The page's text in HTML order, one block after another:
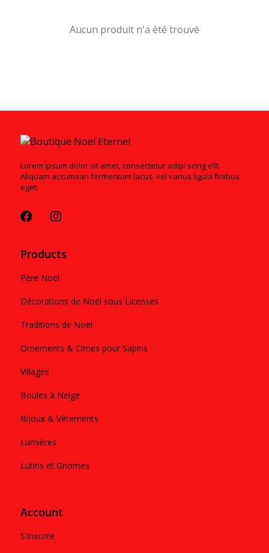
Aucun produit n'a été trouvé
Lorem ipsum dolor sit amet, consectetur adipi scing elit.
Aliquam accumsan fermentum lacus. vel varius ligula finibus
eget.
Products
Père Noël
Décorations de Noël sous Licenses
Traditions de Noël
Ornements & Cimes pour Sapins
Villages
Boules à Neige
Bijoux & Vêtements
Lumières
Lutins et Gnomes
Account
S'inscrire